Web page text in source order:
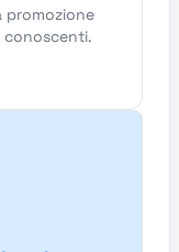
promozione
conoscenti.